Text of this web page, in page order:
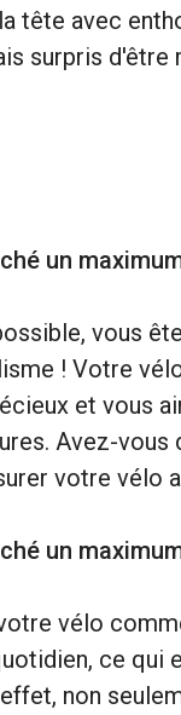
tête avec
surpris d'être
un
vous
! Votre
et vous
Avez-vous
votre vélo
un
vélo
ce qui
non